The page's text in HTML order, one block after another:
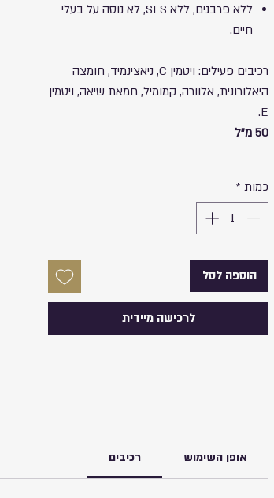
ללא פרבנים, ללא SLS, לא נוסה על בעלי
חיים.
רכיבים פעילים: ויטמין C, ניאצינמיד, חומצה
היאלורונית, אלוורה, קמומיל, חמאת שיאה, ויטמין
E.
50 מ"ל
כמות *
הוספה לסל
לרכישה מיידית
רכיבים אופן השימוש